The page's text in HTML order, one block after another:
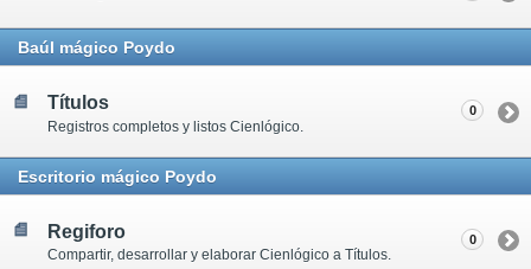
Baúl mágico Poydo
Títulos
Registros completos y listos Cienlógico.
0
Escritorio mágico Poydo
Regiforo
Compartir, desarrollar y elaborar Cienlógico a Títulos.
0